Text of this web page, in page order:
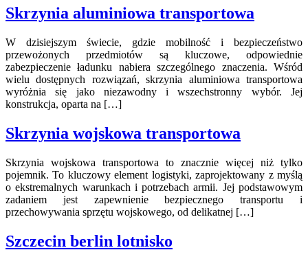
Skrzynia aluminiowa transportowa
W dzisiejszym świecie, gdzie mobilność i bezpieczeństwo
przewożonych przedmiotów są kluczowe, odpowiednie
zabezpieczenie ładunku nabiera szczególnego znaczenia. Wśród
wielu dostępnych rozwiązań, skrzynia aluminiowa transportowa
wyróżnia się jako niezawodny i wszechstronny wybór. Jej
konstrukcja, oparta na […]
Skrzynia wojskowa transportowa
Skrzynia wojskowa transportowa to znacznie więcej niż tylko
pojemnik. To kluczowy element logistyki, zaprojektowany z myślą
o ekstremalnych warunkach i potrzebach armii. Jej podstawowym
zadaniem jest zapewnienie bezpiecznego transportu i
przechowywania sprzętu wojskowego, od delikatnej […]
Szczecin berlin lotnisko